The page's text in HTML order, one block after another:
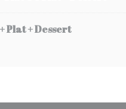
Plat + Dessert